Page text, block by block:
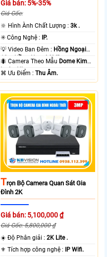
Giá bán: 5%-35%
Giá Gốc:
🔆 Hình Ành Chất Lượng :3k .
✳️ Công Nghệ :
IP.
💡 Video Ban Đêm : Hồng Ngoại
10m Hồng Ngoại SMD.
🐜 Camera Theo Mẫu Dome Kim
loại + Nhựa. ️⌘ Ưu Điểm :Thu Âm.
TRọn Bộ Camera Quan Sát Gia
Đình 2K
Giá bán: 5,100,000 ₫
Giá Gốc: 5,800,000 ₫
☀️ Độ Phân giải :2K Lite .
⚜️ Tích hợp công nghệ : IP Wifi.